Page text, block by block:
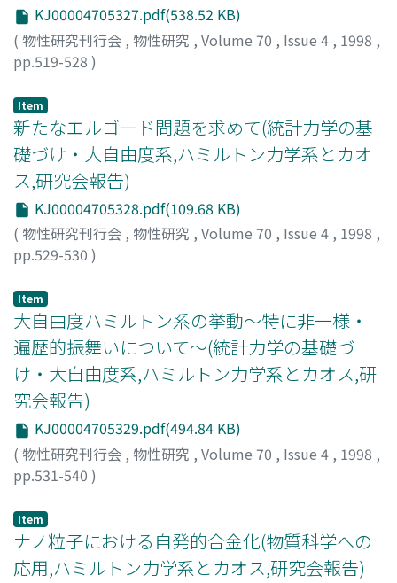
KJ00004705327.pdf(538.52 KB)
( 物性研究刊行会 , 物性研究 , Volume 70 , Issue 4 , 1998 ,
pp.519-528 )
Item
新たなエルゴード問題を求めて(統計力学の基
礎づけ・大自由度系,ハミルトン力学系とカオ
ス,研究会報告)
KJ00004705328.pdf(109.68 KB)
( 物性研究刊行会 , 物性研究 , Volume 70 , Issue 4 , 1998 ,
pp.529-530 )
Item
大自由度ハミルトン系の挙動～特に非一様・
遍歴的振舞いについて～(統計力学の基礎づ
け・大自由度系,ハミルトン力学系とカオス,研
究会報告)
KJ00004705329.pdf(494.84 KB)
( 物性研究刊行会 , 物性研究 , Volume 70 , Issue 4 , 1998 ,
pp.531-540 )
Item
ナノ粒子における自発的合金化(物質科学への
応用,ハミルトン力学系とカオス,研究会報告)